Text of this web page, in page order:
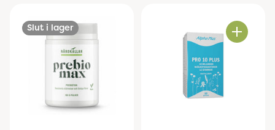
Slut i lager
Antal